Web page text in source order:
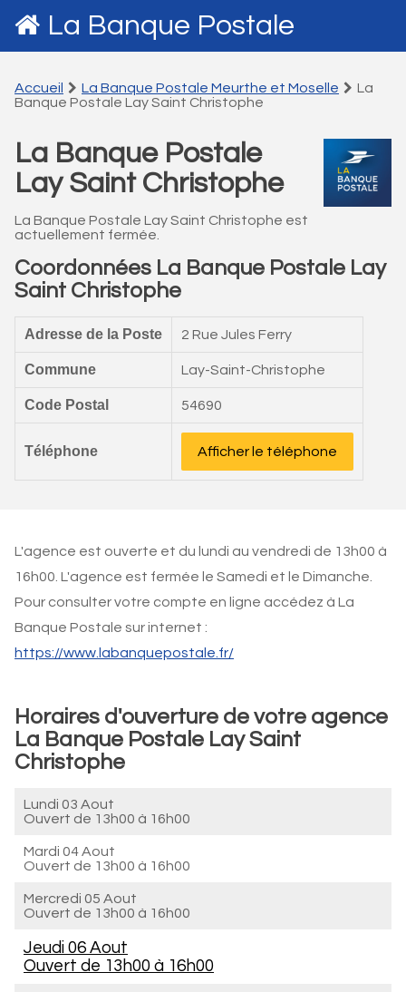
La Banque Postale
Accueil La Banque Postale Meurthe et Moselle
La
Banque Postale Lay Saint Christophe
La Banque Postale
Lay Saint Christophe
La Banque Postale Lay Saint Christophe est
actuellement fermée.
Coordonnées La Banque Postale Lay
Saint Christophe
Adresse de la Poste 2 Rue Jules Ferry
Commune Lay-Saint-Christophe
Code Postal 54690
Téléphone Afficher le téléphone
L'agence est ouverte et du lundi au vendredi de 13h00 à
16h00. L'agence est fermée le Samedi et le Dimanche.
Pour consulter votre compte en ligne accédez à La
Banque Postale sur internet :
https://www.labanquepostale.fr/
Horaires d'ouverture de votre agence
La Banque Postale Lay Saint
Christophe
Lundi 03 Aout
Ouvert de 13h00 à 16h00
Mardi 04 Aout
Ouvert de 13h00 à 16h00
Mercredi 05 Aout
Ouvert de 13h00 à 16h00
Jeudi 06 Aout
Ouvert de 13h00 à 16h00